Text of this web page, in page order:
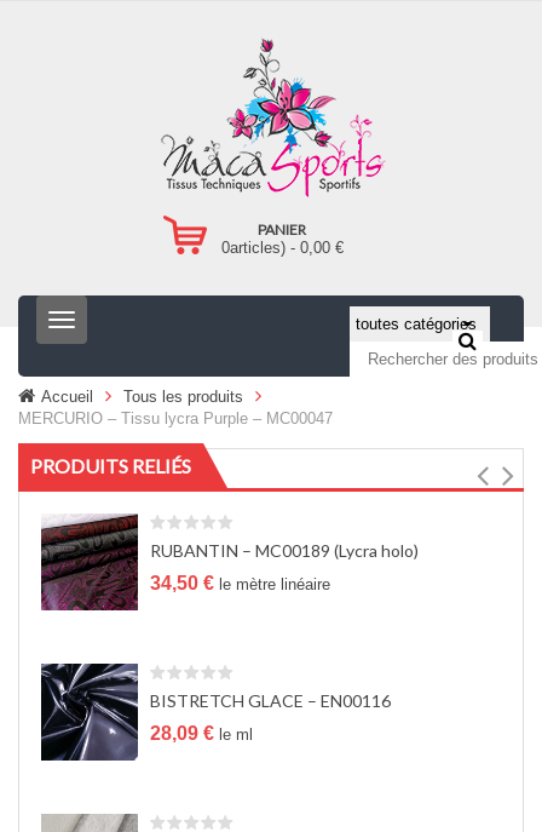
PANIER
0articles) - 0,00 €
T
o
l
e
a
v
i
g
a
t
i
Accueil
Tous les produits
MERCURIO – Tissu lycra Purple – MC00047
PRODUITS RELIÉS
RUBANTIN – MC00189 (Lycra holo)
34,50 € le mètre linéaire
BISTRETCH GLACE – EN00116
28,09 € le ml